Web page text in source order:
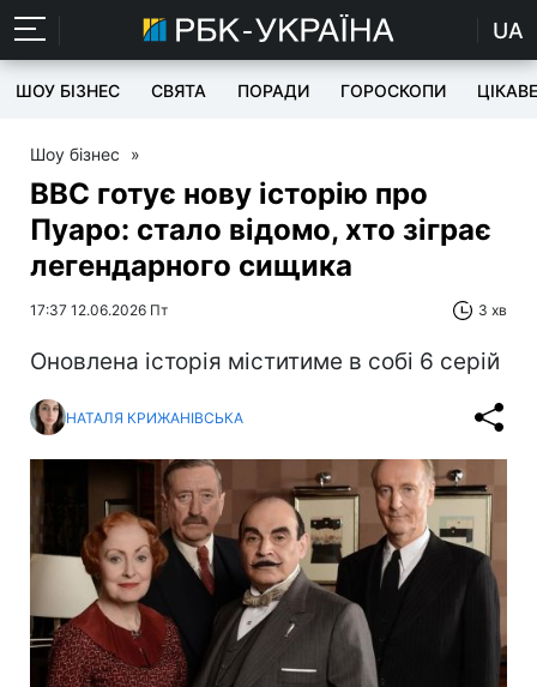
UA
ШОУ БІЗНЕС СВЯТА ПОРАДИ ГОРОСКОПИ ЦІКАВЕ
Шоу бізнес »
BBC готує нову історію про
Пуаро: стало відомо, хто зіграє
легендарного сищика
17:37 12.06.2026 Пт 3 хв
Оновлена історія міститиме в собі 6 серій
НАТАЛЯ КРИЖАНІВСЬКА